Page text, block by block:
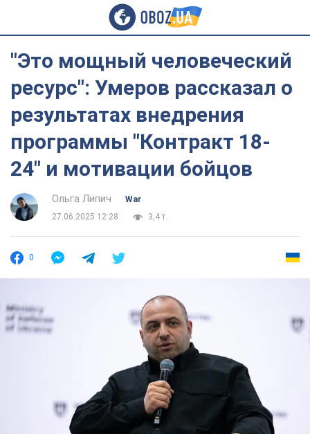
"Это мощный человеческий
ресурс": Умеров рассказал о
результатах внедрения
программы "Контракт 18-
24" и мотивации бойцов
Ольга Липич
War
27.06.2025 12:28
3,4 т.
0